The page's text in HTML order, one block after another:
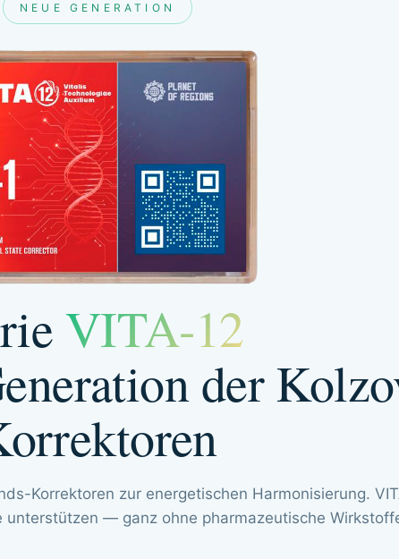
NEUE GENERATION
VITA-12
der
Korrektoren zur energetischen Harmonisierung.
unterstützen — ganz ohne pharmazeutische